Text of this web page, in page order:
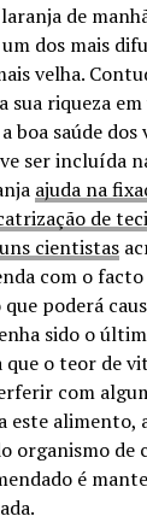
de
um dos mais
velha.
sua riqueza
saúde dos
ser incluída
ajuda na
de
cientistas
com o
poderá
sido o
o teor de
com
este alimento,
organismo de
é